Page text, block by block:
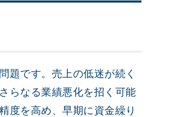
題です。売上の低迷が続く
らなる業績悪化を招く可能
度を高め、早期に資金繰り